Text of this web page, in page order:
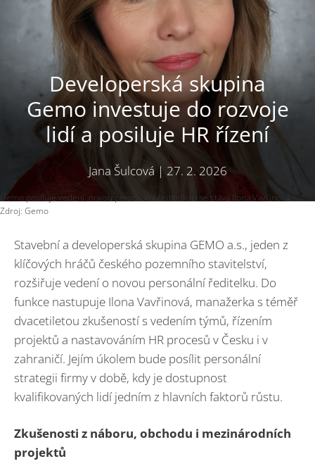
Developerská skupina
Gemo investuje do rozvoje
lidí a posiluje HR řízení
Jana Šulcová | 27. 2. 2026
Gemo posiluje vedení, novou personální ředitelkou se stává Ilona Vavřinová
Zdroj: Gemo
Stavební a developerská skupina GEMO a.s., jeden z
klíčových hráčů českého pozemního stavitelství,
rozšiřuje vedení o novou personální ředitelku. Do
funkce nastupuje Ilona Vavřinová, manažerka s téměř
dvacetiletou zkušeností s vedením týmů, řízením
projektů a nastavováním HR procesů v Česku i v
zahraničí. Jejím úkolem bude posílit personální
strategii firmy v době, kdy je dostupnost
kvalifikovaných lidí jedním z hlavních faktorů růstu.
Zkušenosti z náboru, obchodu i mezinárodních
projektů